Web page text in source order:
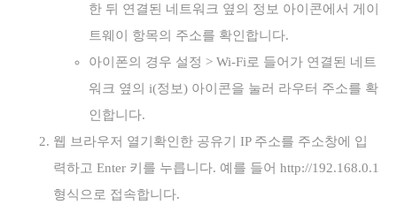
한 뒤 연결된 네트워크 옆의 정보 아이콘에서 게이
트웨이 항목의 주소를 확인합니다.
아이폰의 경우 설정 > Wi‑Fi로 들어가 연결된 네트
워크 옆의 i(정보) 아이콘을 눌러 라우터 주소를 확
인합니다.
웹 브라우저 열기확인한 공유기 IP 주소를 주소창에 입
력하고 Enter 키를 누릅니다. 예를 들어 http://192.168.0.1
형식으로 접속합니다.